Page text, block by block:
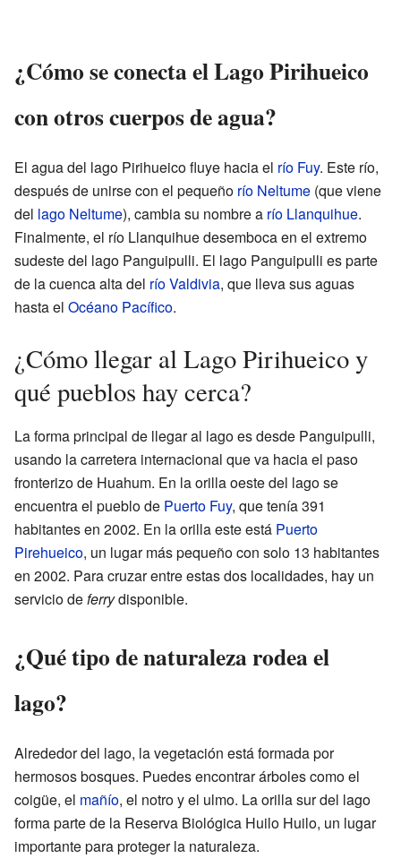
¿Cómo se conecta el Lago Pirihueico
con otros cuerpos de agua?
El agua del lago Pirihueico fluye hacia el río Fuy. Este río,
después de unirse con el pequeño río Neltume (que viene
del lago Neltume), cambia su nombre a río Llanquihue.
Finalmente, el río Llanquihue desemboca en el extremo
sudeste del lago Panguipulli. El lago Panguipulli es parte
de la cuenca alta del río Valdivia, que lleva sus aguas
hasta el Océano Pacífico.
¿Cómo llegar al Lago Pirihueico y
qué pueblos hay cerca?
La forma principal de llegar al lago es desde Panguipulli,
usando la carretera internacional que va hacia el paso
fronterizo de Huahum. En la orilla oeste del lago se
encuentra el pueblo de Puerto Fuy, que tenía 391
habitantes en 2002. En la orilla este está Puerto
Pirehueico, un lugar más pequeño con solo 13 habitantes
en 2002. Para cruzar entre estas dos localidades, hay un
servicio deferrydisponible.
¿Qué tipo de naturaleza rodea el
lago?
Alrededor del lago, la vegetación está formada por
hermosos bosques. Puedes encontrar árboles como el
coigüe, el mañío, el notro y el ulmo. La orilla sur del lago
forma parte de la Reserva Biológica Huilo Huilo, un lugar
importante para proteger la naturaleza.